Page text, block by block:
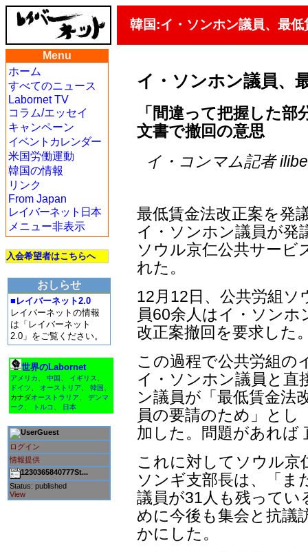
韓国:イ・ソンホン議員、最
Menu
ホーム
すべてのニュース
Labornet TV
コラム/エッセイ
キャンペーン
イベントカレンダー
米国労働運動
韓国の情報
リンク
From Japan
レイバーネット日本
メニュー非表示
入会希望者はこちらへ
おしらせ
■レイバーネット2.0
レイバーネットの情報
は「レイバーネット
2.0」をご覧ください。
世界のLabornet
アメリカ 中国 イギリス
ドイツ
オーストリア 韓国
カナダオーストラリア
デンマ
ーク
トルコ 日本
Guest
ログイン
情報提供
1230365840777St...
Status: published
View
イ・ソンホン議員、
「間違って把握した
文書で撤回の意思
イ・コンマム記者
最低賃金法改正案を発
イ・ソンホン議員が発
ソウル京仁公共サービ
れた。
12月12日、公共労組ソ
員60余人はイ・ソンホ
改正案撤回を要求した
この過程で公共労組の
イ・ソンホン議員と直
ン議員が「最低賃金法
員の要請のため」とし
加した。問題があれば
これに対してソウル京
ソンギ支部長は、「ま
議員が31人も残ってい
めに今後も集会と抗議
かにした。